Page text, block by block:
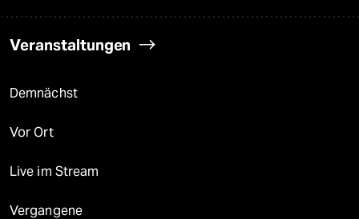
Veranstaltungen
Demnächst
Vor Ort
Live im Stream
Vergangene